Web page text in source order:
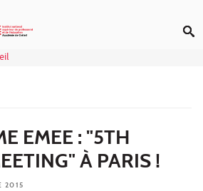
EMEE : "5TH
À PARIS !
2015